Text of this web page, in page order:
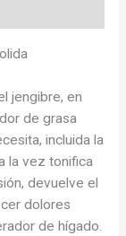
jengibre, en
de grasa
incluida la
la vez tonifica
devuelve el
dolores
de hígado.